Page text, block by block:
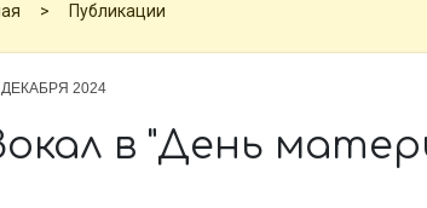
Публикации
ДЕКАБРЯ 2024
в "День